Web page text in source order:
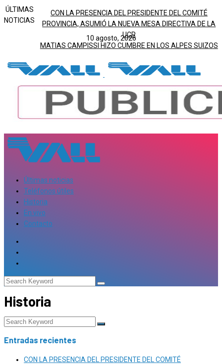
ÚLTIMAS
NOTICIAS
CON LA PRESENCIA DEL PRESIDENTE DEL COMITÉ
PROVINCIA, ASUMIÓ LA NUEVA MESA DIRECTIVA DE LA
UCR
MATIAS CAMPISSI HIZO CUMBRE EN LOS ALPES SUIZOS
10 agosto, 2026
Últimas noticias
Teléfonos útiles
Historia
En vivo
Contacto
Historia
Entradas recientes
CON LA PRESENCIA DEL PRESIDENTE DEL COMITÉ